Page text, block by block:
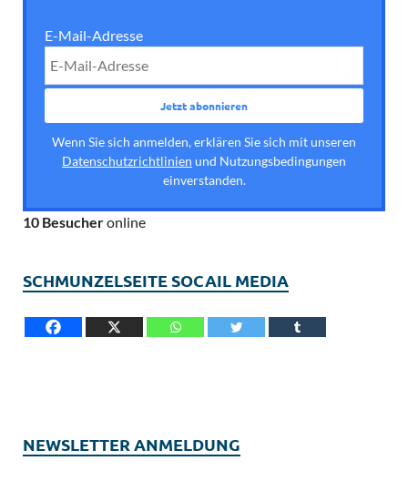
E-Mail-Adresse
Wenn Sie sich anmelden, erklären Sie sich mit unseren
Datenschutzrichtlinien und Nutzungsbedingungen
einverstanden.
10 Besucheronline
SCHMUNZELSEITE SOCAIL MEDIA
NEWSLETTER ANMELDUNG